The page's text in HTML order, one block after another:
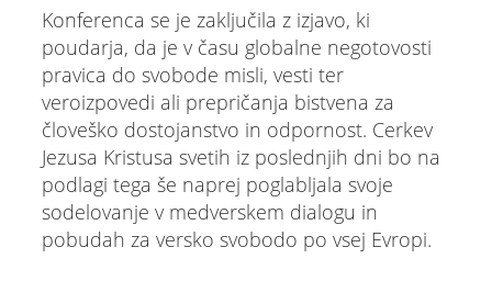
Konferenca se je zaključila z izjavo, ki
poudarja, da je v času globalne negotovosti
pravica do svobode misli, vesti ter
veroizpovedi ali prepričanja bistvena za
človeško dostojanstvo in odpornost. Cerkev
Jezusa Kristusa svetih iz poslednjih dni bo na
podlagi tega še naprej poglabljala svoje
sodelovanje v medverskem dialogu in
pobudah za versko svobodo po vsej Evropi.